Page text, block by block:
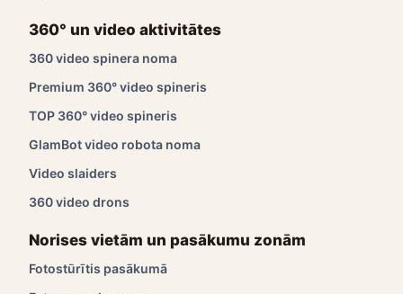
360° un video aktivitātes
360 video spinera noma
Premium 360° video spineris
TOP 360° video spineris
GlamBot video robota noma
Video slaiders
360 video drons
Norises vietām un pasākumu zonām
Fotostūrītis pasākumā